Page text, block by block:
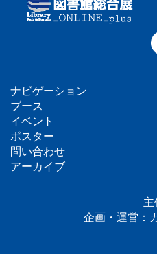
フ
ッ
タ
ナビゲーション
ブース
イベント
ポスター
問い合わせ
アーカイブ
企画・運営：